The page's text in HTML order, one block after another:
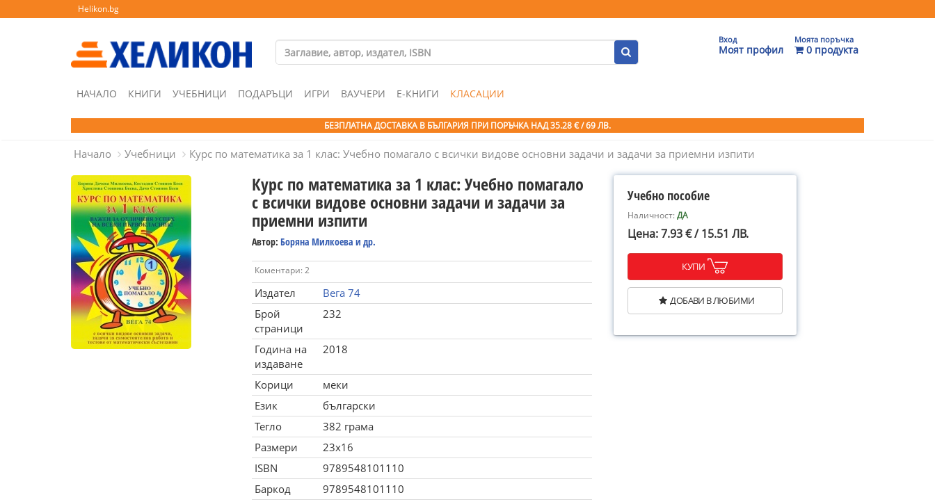
Helikon.bg
Вход
Моят профил
Моята поръчка
0 продукта
НАЧАЛО КНИГИ УЧЕБНИЦИ ПОДАРЪЦИ ИГРИ ВАУЧЕРИ Е-КНИГИ КЛАСАЦИИ
БЕЗПЛАТНА ДОСТАВКА В БЪЛГАРИЯ ПРИ ПОРЪЧКА НАД 35.28 € / 69 ЛВ.
Начало Учебници Курс по математика за 1 клас: Учебно помагало с всички видове основни задачи и задачи за приемни изпити
Курс по математика за 1 клас: Учебно помагало
с всички видове основни задачи и задачи за
приемни изпити
Автор: Боряна Милкоева и др.
Коментари: 2
Издател
Вега 74
Брой
страници
232
Година на
издаване
2018
Корици
меки
Език
български
Тегло
382 грама
Размери
23x16
ISBN
9789548101110
Баркод
9789548101110
Учебно пособие
Наличност:ДА
Цена: 7.93 € / 15.51 ЛВ.
КУПИ
ДОБАВИ В ЛЮБИМИ